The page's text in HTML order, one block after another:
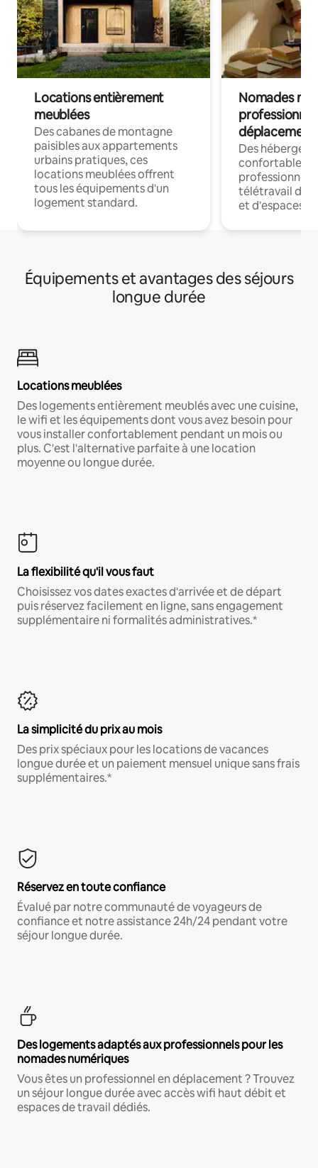
Locations entièrement
meublées
Des cabanes de montagne
paisibles aux appartements
urbains pratiques, ces
locations meublées offrent
tous les équipements d'un
logement standard.
Nomades
déplacement
Des
confortables
professionnels
télétravail
et d'espaces
Équipements et avantages des séjours
longue durée
Locations meublées
Des logements entièrement meublés avec une cuisine,
le wifi et les équipements dont vous avez besoin pour
vous installer confortablement pendant un mois ou
plus. C'est l'alternative parfaite à une location
moyenne ou longue durée.
La flexibilité qu'il vous faut
Choisissez vos dates exactes d'arrivée et de départ
puis réservez facilement en ligne, sans engagement
supplémentaire ni formalités administratives.*
La simplicité du prix au mois
Des prix spéciaux pour les locations de vacances
longue durée et un paiement mensuel unique sans frais
supplémentaires.*
Réservez en toute confiance
Évalué par notre communauté de voyageurs de
confiance et notre assistance 24h/24 pendant votre
séjour longue durée.
Des logements adaptés aux professionnels pour les
nomades numériques
Vous êtes un professionnel en déplacement ? Trouvez
un séjour longue durée avec accès wifi haut débit et
espaces de travail dédiés.